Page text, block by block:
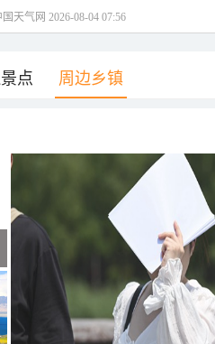
国天气网 2026-08-04 07:56
点 周边乡镇